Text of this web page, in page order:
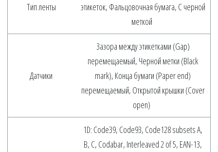
Тип ленты
этикеток, Фальцовочная бумага, С черной
меткой
Датчики
Зазора между этикетками (Gap)
перемещаемый, Черной метки (Black
mark), Конца бумаги (Paper end)
перемещаемый, Открытой крышки (Cover
open)
1D: Code39, Code93, Code128 subsets A,
B, C, Codabar, Interleaved 2 of 5, EAN-13,